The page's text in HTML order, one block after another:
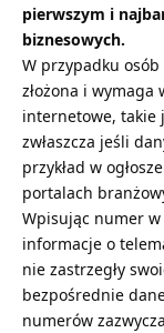
pierwszym i
biznesowych.
W przypadku
złożona i wymaga
internetowe, takie
zwłaszcza jeśli
przykład w
portalach
Wpisując numer
informacje o
nie zastrzegły
bezpośrednie
numerów